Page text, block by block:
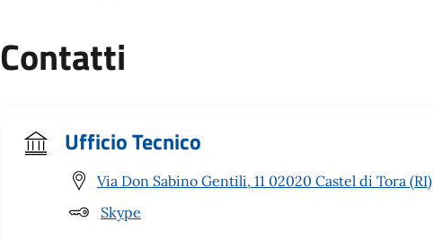
Contatti
Ufficio Tecnico
Via Don Sabino Gentili, 11 02020 Castel di Tora (RI)
Skype